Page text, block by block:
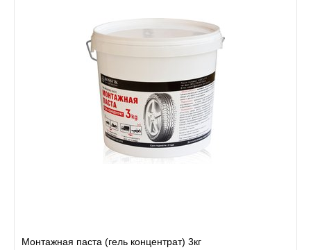
Монтажная паста (гель концентрат) 3кг